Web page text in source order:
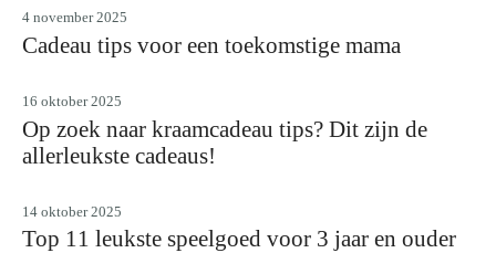
4 november 2025
Cadeau tips voor een toekomstige mama
16 oktober 2025
Op zoek naar kraamcadeau tips? Dit zijn de
allerleukste cadeaus!
14 oktober 2025
Top 11 leukste speelgoed voor 3 jaar en ouder